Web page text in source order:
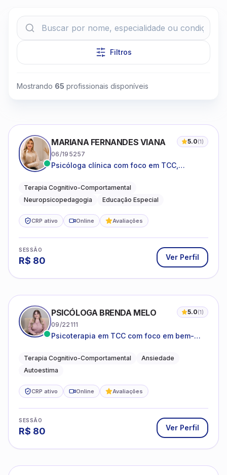
Filtros
Mostrando 65 profissionais disponíveis
MARIANA FERNANDES VIANA 5.0(1)
06/195257
Psicóloga clínica com foco em TCC,
do neurodesenvolvimento.
Terapia Cognitivo-Comportamental
Neuropsicopedagogia
Educação Especial
CRP ativo Online Avaliações
SESSÃO
R$ 80 Ver Perfil
PSICÓLOGA BRENDA MELO 5.0(1)
09/22111
Psicoterapia em TCC com foco em bem-
o cotidiano
Terapia Cognitivo-Comportamental
Ansiedade
Autoestima
CRP ativo Online Avaliações
SESSÃO
R$ 80 Ver Perfil